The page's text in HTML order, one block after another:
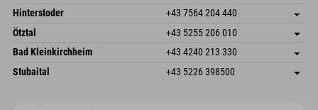
Österreich
Buchen
Schmiedau 2
Österreich
Adresse speichern
Buchen
Hinterstoder +43 7564 204 440
Freizeitpark 10
Österreich
Adresse speichern
Buchen
Ötztal +43 5255 206 010
Gscheat 14
Österreich
Adresse speichern
Buchen
Bad Kleinkirchheim +43 4240 213 330
Dorfstraße 24
Adresse speichern
Stubaital +43 5226 398500